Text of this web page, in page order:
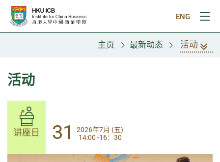
跳往主要内容
ENG
打
主页 最新动态 活动
活动
讲座日 31
2026年7月 (五)
14:00-17:30
讲座日 31
2026年7月 (五)
14:00 -16：30